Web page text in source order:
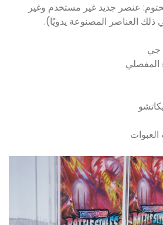
عنصر جديد غير مستخدم وغير
العناصر المصنوعة يدويًا).